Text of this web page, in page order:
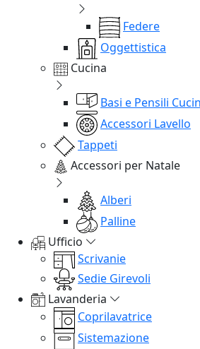
Federe
Oggettistica
Cucina
Basi e Pensili
Accessori Lavello
Tappeti
Accessori per Natale
Alberi
Palline
Ufficio
Scrivanie
Sedie Girevoli
Lavanderia
Coprilavatrice
Sistemazione